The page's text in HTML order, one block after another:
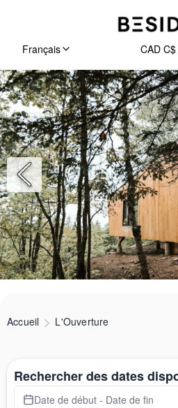
Français CAD C$
Accueil L'Ouverture
Rechercher des dates
Date de début - Date de fin